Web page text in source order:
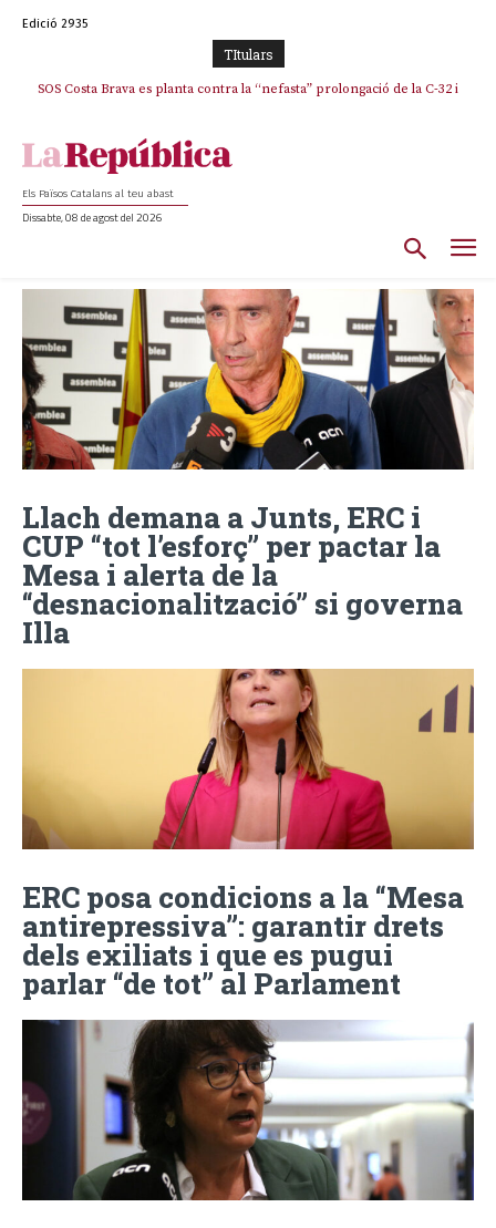
Edició 2935
TItulars
La memòria viva de Josep Sunyol uneix l’esport i la cultura en un emotiu
Els Països Catalans al teu abast
Dissabte, 08 de agost del 2026
Llach demana a Junts, ERC i
CUP “tot l’esforç” per pactar la
Mesa i alerta de la
“desnacionalització” si governa
Illa
ERC posa condicions a la “Mesa
antirepressiva”: garantir drets
dels exiliats i que es pugui
parlar “de tot” al Parlament